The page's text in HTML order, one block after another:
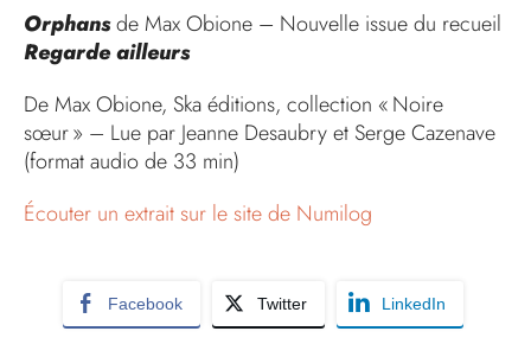
Orphansde Max Obione – Nouvelle issue du recueil
Regarde ailleurs
De Max Obione, Ska éditions, collection « Noire
sœur » – Lue par Jeanne Desaubry et Serge Cazenave
(format audio de 33 min)
Écouter un extrait sur le site de Numilog
Facebook Twitter LinkedIn